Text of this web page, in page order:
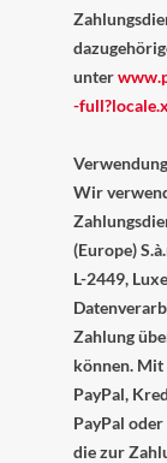
unter
-
Wir
(Europe)
L-2449,
Zahlung
können. Mit
PayPal,
PayPal oder
die zur